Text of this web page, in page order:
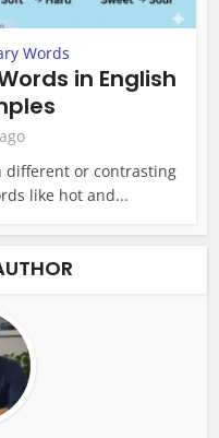
Words
in English
different or contrasting
like hot and...